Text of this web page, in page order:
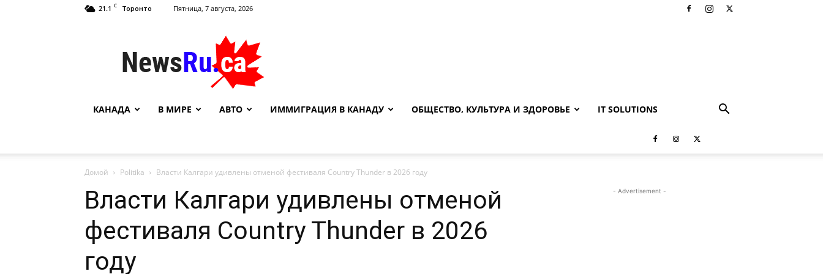
21.1 C Торонто Пятница, 7 августа, 2026
NewsRu.Ca
КАНАДА В МИРЕ АВТО ИММИГРАЦИЯ В КАНАДУ ОБЩЕСТВО, КУЛЬТУРА И ЗДОРОВЬЕ IT SOLUTIONS
Домой Politika Власти Калгари удивлены отменой фестиваля Country Thunder в 2026 году
Власти Калгари удивлены отменой
фестиваля Country Thunder в 2026
году
- Advertisement -